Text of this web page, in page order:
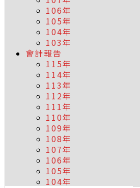
106年
105年
104年
103年
會計報告
115年
114年
113年
112年
111年
110年
109年
108年
107年
106年
105年
104年